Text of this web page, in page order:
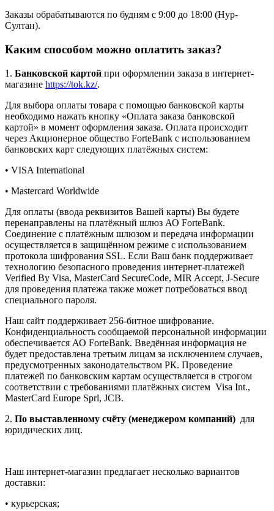
Заказы обрабатываются по будням с 9:00 до 18:00 (Нур-
Султан).
Каким способом можно оплатить заказ?
1. Банковской картой при оформлении заказа в интернет-
магазине https://tok.kz/.
Для выбора оплаты товара с помощью банковской карты
необходимо нажать кнопку «Оплата заказа банковской
картой» в момент оформления заказа. Оплата происходит
через Акционерное общество ForteBank с использованием
банковских карт следующих платёжных систем:
• VISA International
• Mastercard Worldwide
Для оплаты (ввода реквизитов Вашей карты) Вы будете
перенаправлены на платёжный шлюз АО ForteBank.
Соединение с платёжным шлюзом и передача информации
осуществляется в защищённом режиме с использованием
протокола шифрования SSL. Если Ваш банк поддерживает
технологию безопасного проведения интернет-платежей
Verified By Visa, MasterCard SecureCode, MIR Accept, J-Secure
для проведения платежа также может потребоваться ввод
специального пароля.
Наш сайт поддерживает 256-битное шифрование.
Конфиденциальность сообщаемой персональной информации
обеспечивается АО ForteBank. Введённая информация не
будет предоставлена третьим лицам за исключением случаев,
предусмотренных законодательством РК. Проведение
платежей по банковским картам осуществляется в строгом
соответствии с требованиями платёжных систем Visa Int.,
MasterCard Europe Sprl, JCB.
2. По выставленному счёту (менеджером компаний) для
юридических лиц.
Наш интернет-магазин предлагает несколько вариантов
доставки:
• курьерская;